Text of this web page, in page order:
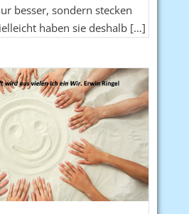
besser, sondern stecken
haben sie deshalb […]